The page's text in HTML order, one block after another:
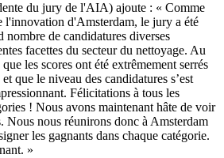
du jury de l'AIA) ajoute : « Comme
l'innovation d'Amsterdam, le jury a été
nombre de candidatures diverses
facettes du secteur du nettoyage. Au
les scores ont été extrêmement serrés
que le niveau des candidatures s’est
Félicitations à tous les
! Nous avons maintenant hâte de voir
Nous nous réunirons donc à Amsterdam
les gagnants dans chaque catégorie.
»